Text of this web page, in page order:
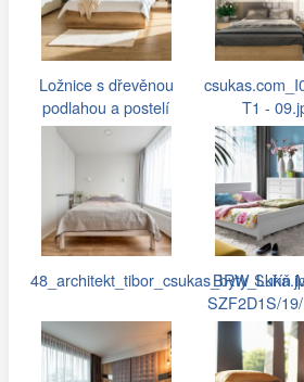
Ložnice s dřevěnou
podlahou a postelí
T1 -
BRW Skříň
SZF2D1S/